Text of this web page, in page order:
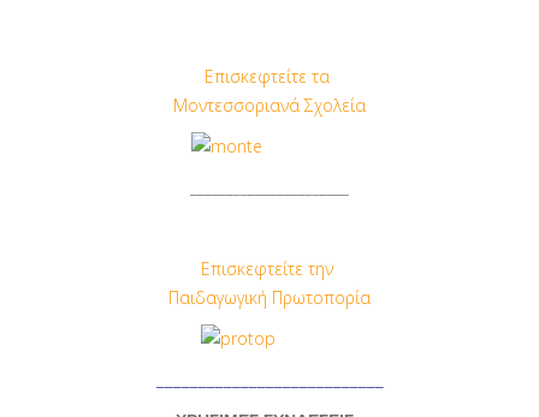
Επισκεφτείτε τα
Μοντεσσοριανά Σχολεία
Επισκεφτείτε την
Παιδαγωγική Πρωτοπορία